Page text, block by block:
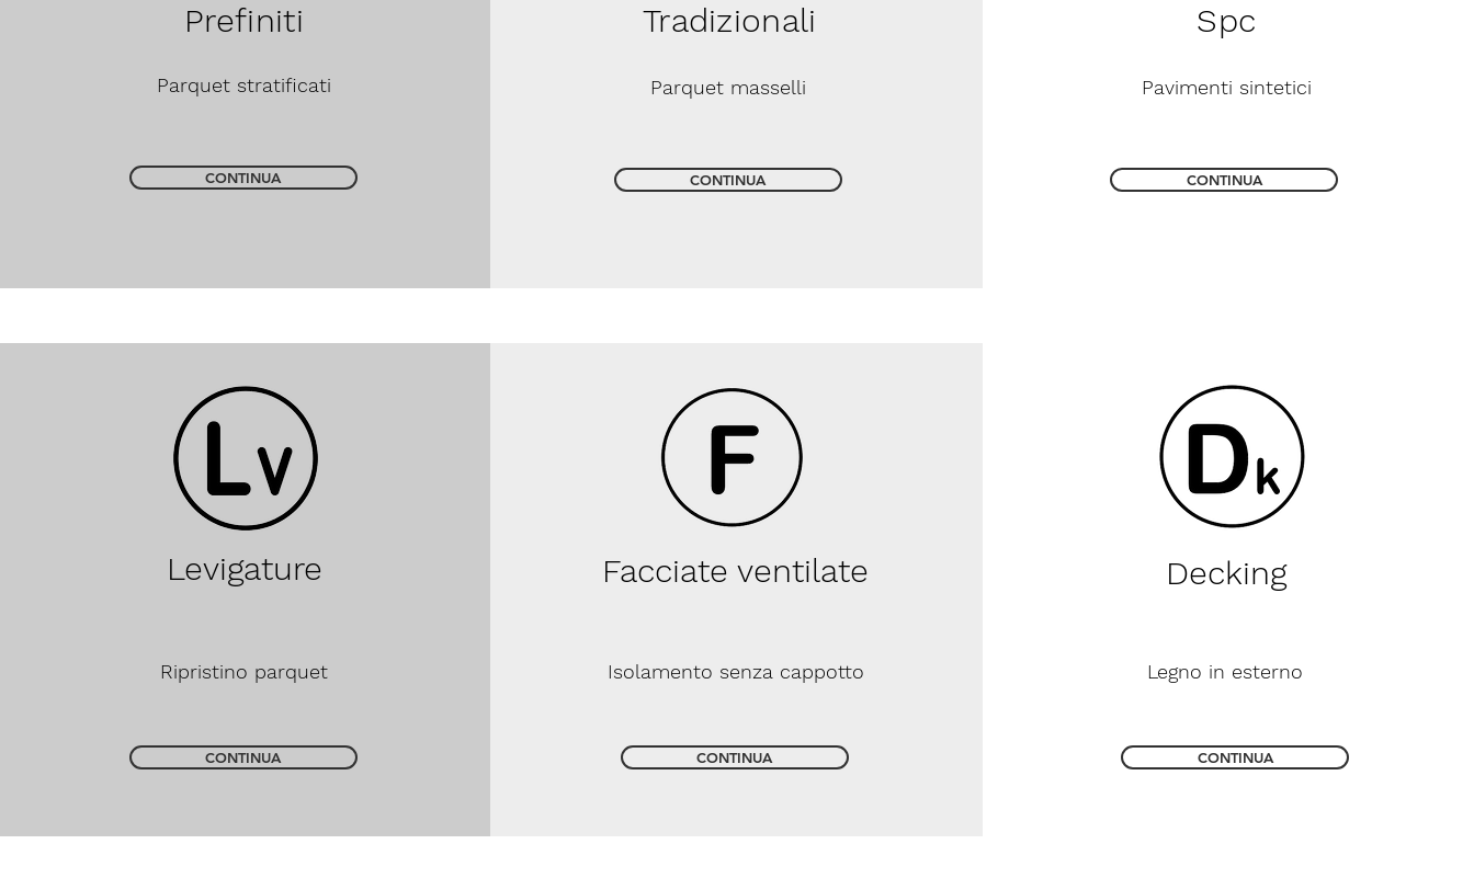
Prefiniti
Parquet stratificati
CONTINUA
Tradizionali
Parquet masselli
CONTINUA
Spc
Pavimenti sintetici
CONTINUA
Levigature
Ripristino parquet
CONTINUA
Facciate ventilate
Isolamento senza cappotto
CONTINUA
Decking
Legno in esterno
CONTINUA